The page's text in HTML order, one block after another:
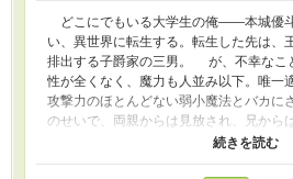
どこにでもいる大学生の俺――本城優
い、異世界に転生する。転生した先は、
排出する子爵家の三男。 が、不幸なこ
性が全くなく、魔力も人並み以下。唯一
攻撃力のほとんどない弱小魔法とバカ
のせいで、両親からは見放され、兄から
そんなある日、俺は植物魔法を超進化
れて―― 「この力で、アイツ等を見返